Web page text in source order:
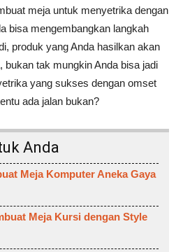
meja untuk menyetrika dengan
bisa mengembangkan langkah
produk yang Anda hasilkan akan
bukan tak mungkin Anda bisa jadi
yang sukses dengan omset
ada jalan bukan?
Anda
Meja Komputer Aneka Gaya
Meja Kursi dengan Style